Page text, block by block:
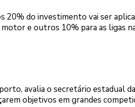
20% do investimento vai ser
e outros 10% para as ligas
avalia o secretário estadual
objetivos em grandes